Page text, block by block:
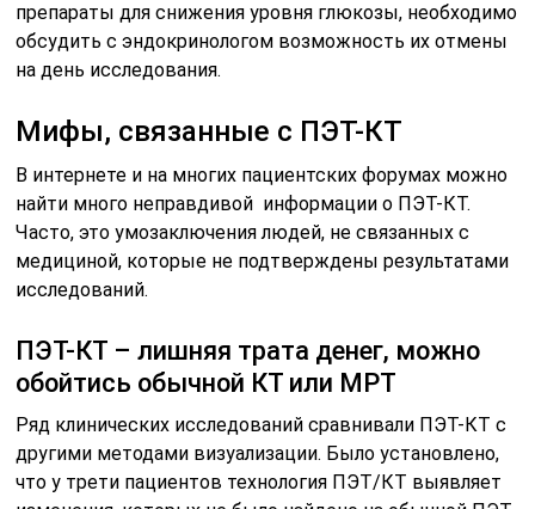
препараты для снижения уровня глюкозы, необходимо
обсудить с эндокринологом возможность их отмены
на день исследования.
Мифы, связанные с ПЭТ-КТ
В интернете и на многих пациентских форумах можно
найти много неправдивой информации о ПЭТ-КТ.
Часто, это умозаключения людей, не связанных с
медициной, которые не подтверждены результатами
исследований.
ПЭТ-КТ – лишняя трата денег, можно
обойтись обычной КТ или МРТ
Ряд клинических исследований сравнивали ПЭТ-КТ с
другими методами визуализации. Было установлено,
что у трети пациентов технология ПЭТ/КТ выявляет